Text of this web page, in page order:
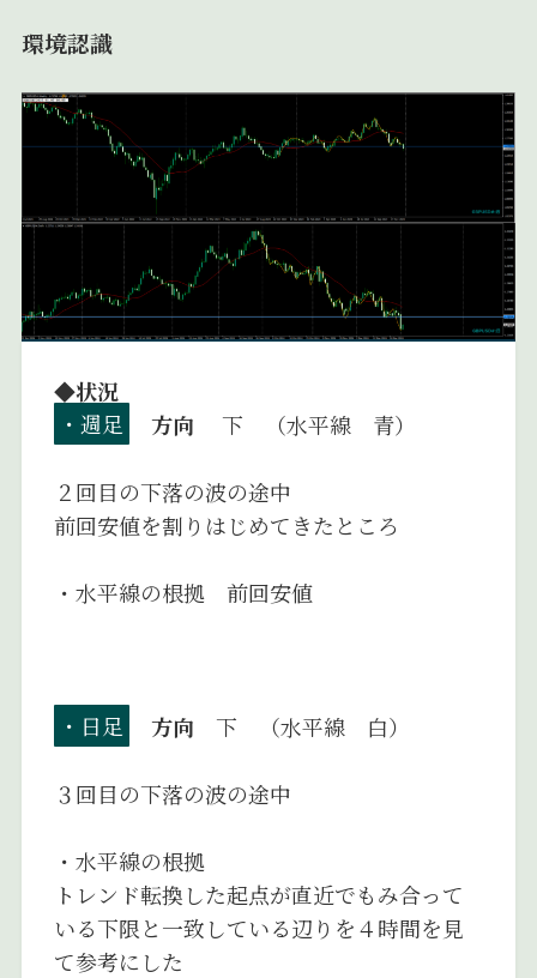
環境認識
◆状況
・週足
方向 下 （水平線 青）
２回目の下落の波の途中
前回安値を割りはじめてきたところ
・水平線の根拠 前回安値
・日足 方向 下 （水平線 白）
３回目の下落の波の途中
・水平線の根拠
トレンド転換した起点が直近でもみ合って
いる下限と一致している辺りを４時間を見
て参考にした